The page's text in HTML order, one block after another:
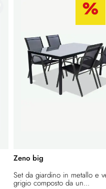
Zeno big
Set da giardino in metallo e
grigio composto da un...